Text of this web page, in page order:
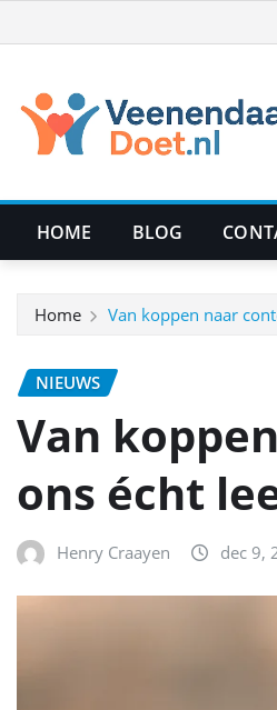
naar
inhoud
HOME BLOG
Home Van koppen naar
NIEUWS
Van
ons écht
Henry Craayen dec 9,